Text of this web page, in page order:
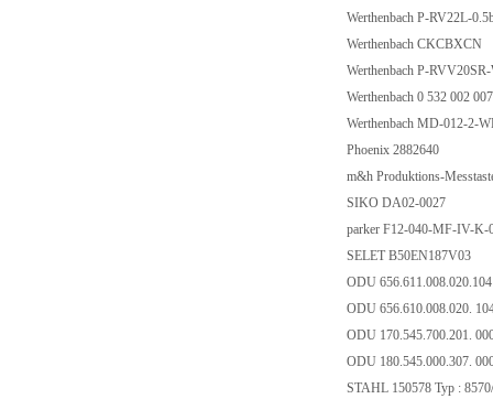
Werthenbach P-RV22L-
Werthenbach CKCBXCN
Werthenbach P-
Werthenbach 0 532 002
Werthenbach MD-012-2-
Phoenix 2882640
m&h Produktions-
SIKO DA02-0027
parker F12-040-MF-IV-K-
SELET B50EN187V03
ODU
ODU 656.610.008.020.
ODU 170.545.700.201.
ODU 180.545.000.307.
STAHL 150578 Typ :